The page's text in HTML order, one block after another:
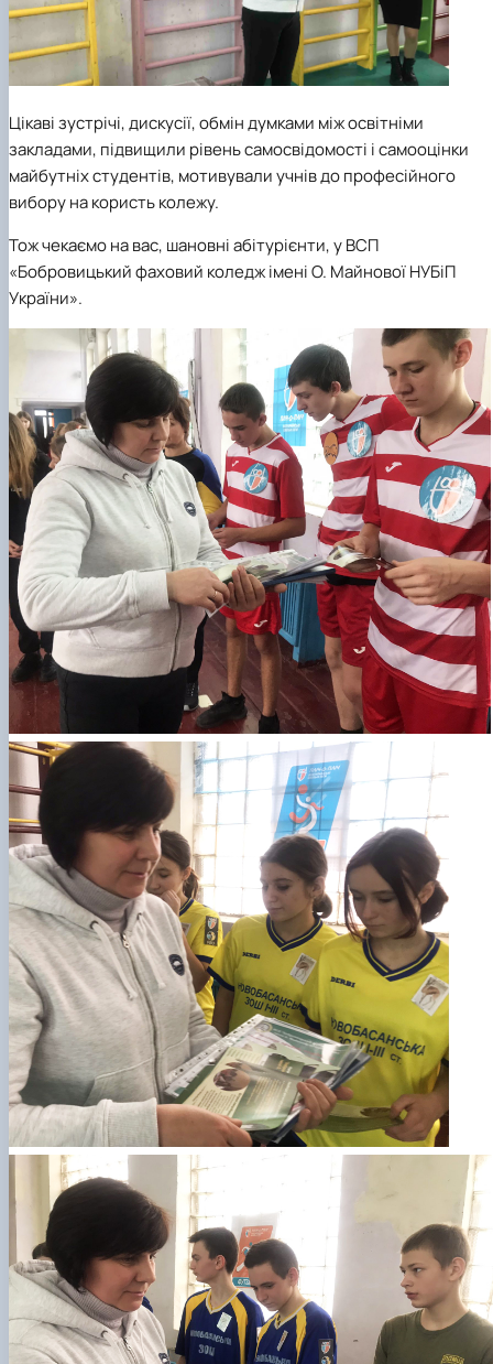
Цікаві зустрічі, дискусії, обмін думками між освітніми
закладами, підвищили рівень самосвідомості і самооцінки
майбутніх студентів, мотивували учнів до професійного
вибору на користь колежу.
Тож чекаємо на вас, шановні абітурієнти, у ВСП
«Бобровицький фаховий коледж імені О. Майнової НУБіП
України».